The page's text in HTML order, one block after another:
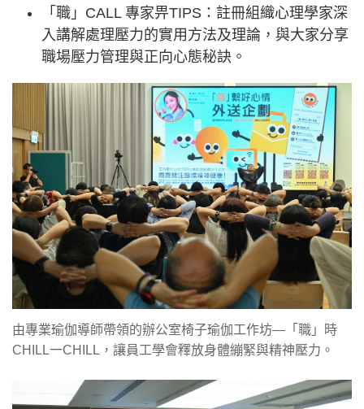
「職」CALL 專家畀TIPS：註冊組織心理學家深
入講解處理壓力的實用方法及理論，與大家分享
職場壓力管理與正向心態秘訣。
由專業瑜伽導師帶領的辦公室椅子瑜伽工作坊—「職」時
CHILL一CHILL，讓員工學會釋放身體繃緊與精神壓力。